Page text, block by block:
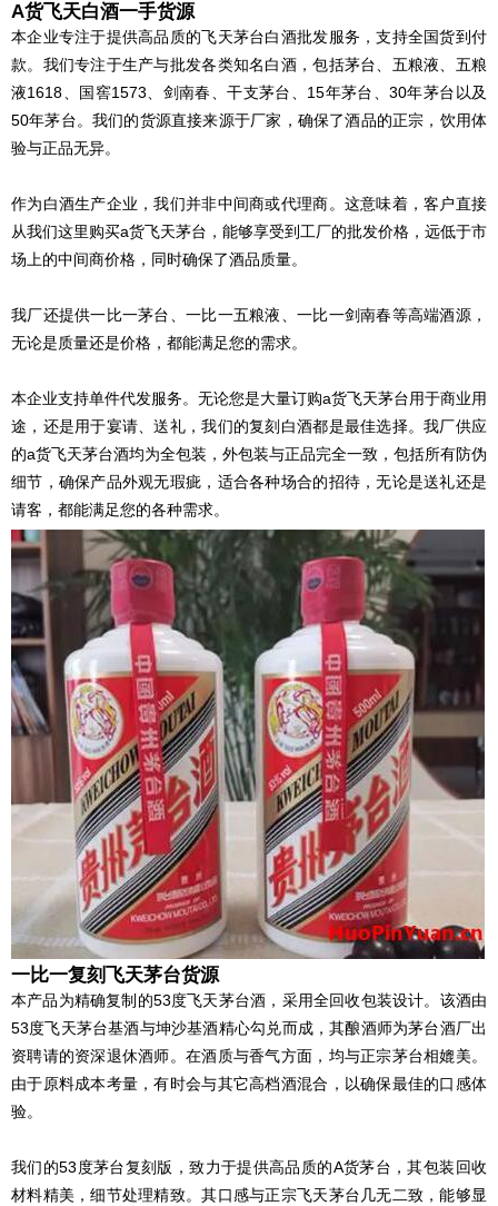
A货飞天白酒一手货源
本企业专注于提供高品质的飞天茅台白酒批发服务，支持全国货到付
款。我们专注于生产与批发各类知名白酒，包括茅台、五粮液、五粮
液1618、国窖1573、剑南春、干支茅台、15年茅台、30年茅台以及
50年茅台。我们的货源直接来源于厂家，确保了酒品的正宗，饮用体
验与正品无异。
作为白酒生产企业，我们并非中间商或代理商。这意味着，客户直接
从我们这里购买a货飞天茅台，能够享受到工厂的批发价格，远低于市
场上的中间商价格，同时确保了酒品质量。
我厂还提供一比一茅台、一比一五粮液、一比一剑南春等高端酒源，
无论是质量还是价格，都能满足您的需求。
本企业支持单件代发服务。无论您是大量订购a货飞天茅台用于商业用
途，还是用于宴请、送礼，我们的复刻白酒都是最佳选择。我厂供应
的a货飞天茅台酒均为全包装，外包装与正品完全一致，包括所有防伪
细节，确保产品外观无瑕疵，适合各种场合的招待，无论是送礼还是
请客，都能满足您的各种需求。
一比一复刻飞天茅台货源
本产品为精确复制的53度飞天茅台酒，采用全回收包装设计。该酒由
53度飞天茅台基酒与坤沙基酒精心勾兑而成，其酿酒师为茅台酒厂出
资聘请的资深退休酒师。在酒质与香气方面，均与正宗茅台相媲美。
由于原料成本考量，有时会与其它高档酒混合，以确保最佳的口感体
验。
我们的53度茅台复刻版，致力于提供高品质的A货茅台，其包装回收
材料精美，细节处理精致。其口感与正宗飞天茅台几无二致，能够显